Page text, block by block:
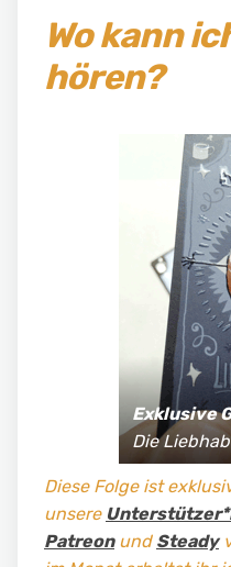
Wo kann
hören?
Exklusive
Die Liebhaberkarte,
Diese Folge ist
unsere
Patreonund Steady